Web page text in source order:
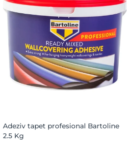
Adeziv tapet profesional Bartoline
2.5 Kg